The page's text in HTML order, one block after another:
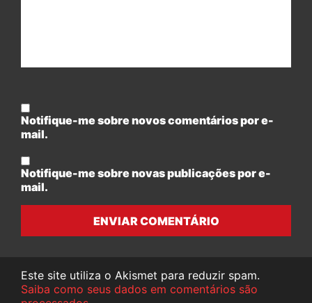
Notifique-me sobre novos comentários por e-
mail.
Notifique-me sobre novas publicações por e-
mail.
ENVIAR COMENTÁRIO
Este site utiliza o Akismet para reduzir spam.
Saiba como seus dados em comentários são